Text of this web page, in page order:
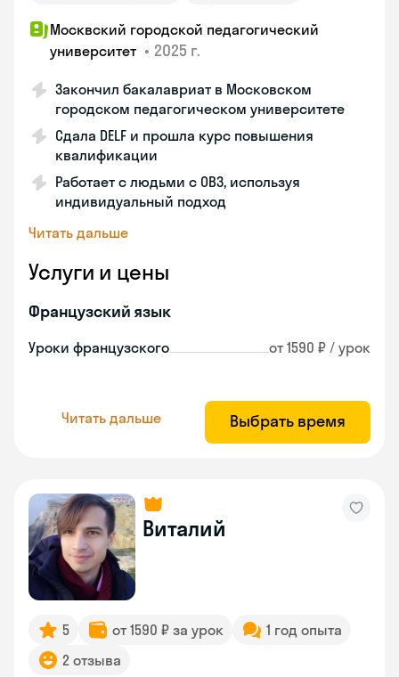
Москвский городской педагогический
университет • 2025 г.
Закончил бакалавриат в Московском
городском педагогическом университете
Сдала DELF и прошла курс повышения
квалификации
Работает с людьми с ОВЗ, используя
индивидуальный подход
Читать дальше
Услуги и цены
Французский язык
Уроки французского от 1590 ₽ / урок
Читать дальше Выбрать время
Виталий
5 от 1590 ₽ за урок
1 год опыта
2 отзыва